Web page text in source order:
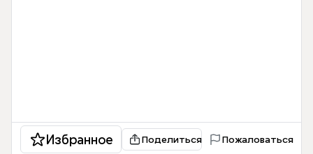
Избранное Поделиться Пожаловаться